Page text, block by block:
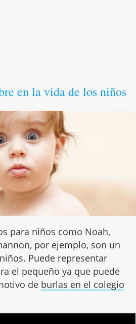
en la vida de los niños
para niños como Noah,
por ejemplo, son un
Puede representar
el pequeño ya que puede
de burlas en el colegio